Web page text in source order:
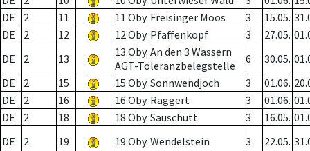
DE
2 11 11 Oby. Freisinger Moos 3 15.05.
DE
2 12 12 Oby. Pfaffenkopf 3 27.05.
DE
2 13
13 Oby. An den 3 Wassern
AGT-Toleranzbelegstelle
6 30.05.
DE
2 15 15 Oby. Sonnwendjoch 3 01.06.
DE
2 16 16 Oby. Raggert 3 01.06.
DE
2 18 18 Oby. Sauschütt 3 16.05.
DE
2 19 19 Oby. Wendelstein 3 22.05.